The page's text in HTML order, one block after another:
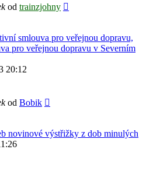
od trainzjohny
smlouva pro veřejnou dopravu,
pro veřejnou dopravu v Severním
20:12
od Bobik
novinové výstřižky z dob minulých